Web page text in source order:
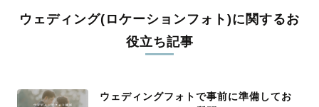
ウェディング(ロケーションフォト)に関するお
役立ち記事
ウェディングフォトで事前に準備してお